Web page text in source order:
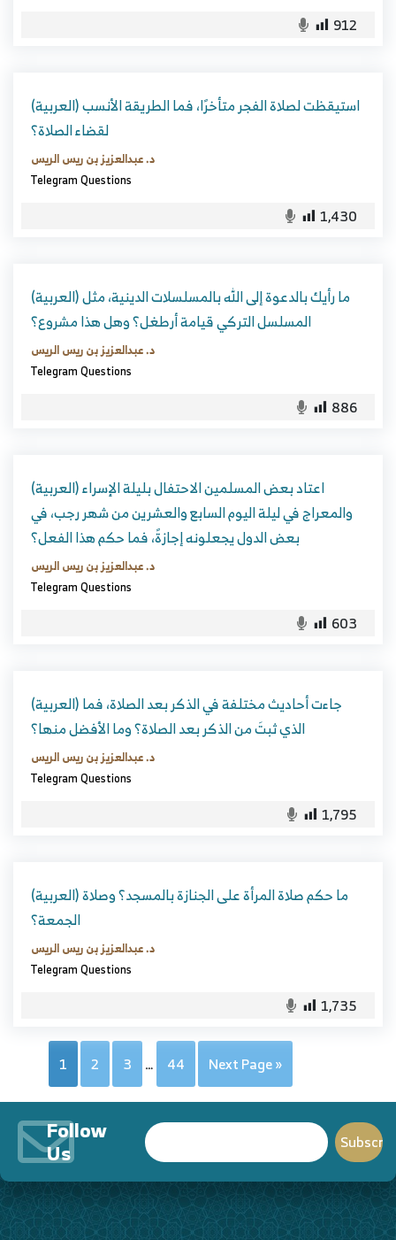
912
(العربية) استيقظت لصلاة الفجر متأخرًا، فما الطريقة الأنسب
لقضاء الصلاة؟
د. عبدالعزيز بن ريس الريس
Telegram Questions
1,430
(العربية) ما رأيك بالدعوة إلى الله بالمسلسلات الدينية، مثل
المسلسل التركي قيامة أرطغل؟ وهل هذا مشروع؟
د. عبدالعزيز بن ريس الريس
Telegram Questions
886
(العربية) اعتاد بعض المسلمين الاحتفال بليلة الإسراء
والمعراج في ليلة اليوم السابع والعشرين من شهر رجب، في
بعض الدول يجعلونه إجازةً، فما حكم هذا الفعل؟
د. عبدالعزيز بن ريس الريس
Telegram Questions
603
(العربية) جاءت أحاديث مختلفة في الذكر بعد الصلاة، فما
الذي ثبتَ من الذكر بعد الصلاة؟ وما الأفضل منها؟
د. عبدالعزيز بن ريس الريس
Telegram Questions
1,795
(العربية) ما حكم صلاة المرأة على الجنازة بالمسجد؟ وصلاة
الجمعة؟
د. عبدالعزيز بن ريس الريس
Telegram Questions
1,735
1 2 3 … 44 Next Page »
Follow
Us